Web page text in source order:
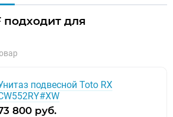
подходит для
подвесной Toto RX
800 руб.